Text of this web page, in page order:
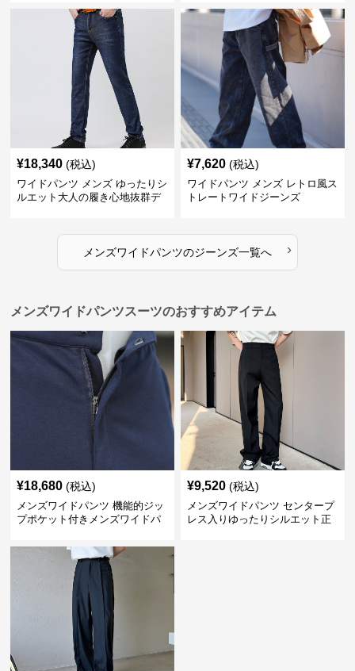
¥18,340 (税込)
ワイドパンツ メンズ ゆったりシ
ルエット大人の履き心地抜群デ
¥7,620 (税込)
ワイドパンツ メンズ レトロ風ス
トレートワイドジーンズ
メンズワイドパンツのジーンズ一覧へ ›
メンズワイドパンツスーツのおすすめアイテム
¥18,680 (税込)
メンズワイドパンツ 機能的ジッ
プポケット付きメンズワイドパ
¥9,520 (税込)
メンズワイドパンツ センタープ
レス入りゆったりシルエット正